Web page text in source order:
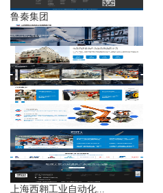
鲁秦集团
上海西翱工业自动化...